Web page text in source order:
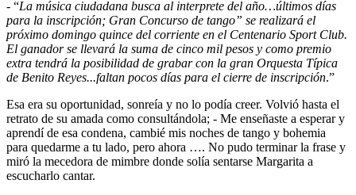
- “La música ciudadana busca al interprete del año…últimos días
para la inscripción; Gran Concurso de tango” se realizará el
próximo domingo quince del corriente en el Centenario Sport Club.
El ganador se llevará la suma de cinco mil pesos y como premio
extra tendrá la posibilidad de grabar con la gran Orquesta Típica
de Benito Reyes...faltan pocos días para el cierre de inscripción.”
Esa era su oportunidad, sonreía y no lo podía creer. Volvió hasta el
retrato de su amada como consultándola; - Me enseñaste a esperar y
aprendí de esa condena, cambié mis noches de tango y bohemia
para quedarme a tu lado, pero ahora …. No pudo terminar la frase y
miró la mecedora de mimbre donde solía sentarse Margarita a
escucharlo cantar.